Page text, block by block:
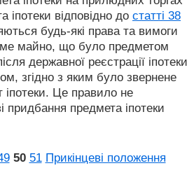
відповідно до статті 38
будь-які права та вимоги
майно, що було предметом
державної реєстрації іпотеки
згідно з яким було звернене
іпотеки. Це правило не
придбання предмета іпотеки
50 51 Прикінцеві положення